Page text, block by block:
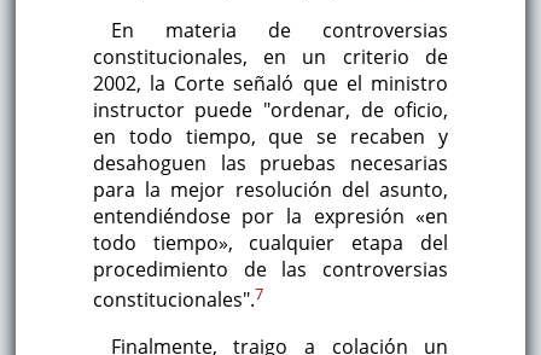
En materia de controversias
constitucionales, en un criterio de
2002, la Corte señaló que el ministro
instructor puede "ordenar, de oficio,
en todo tiempo, que se recaben y
desahoguen las pruebas necesarias
para la mejor resolución del asunto,
entendiéndose por la expresión «en
todo tiempo», cualquier etapa del
procedimiento de las controversias
constitucionales".7
Finalmente, traigo a colación un